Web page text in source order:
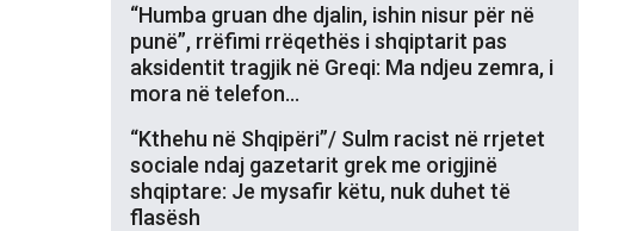
“Humba gruan dhe djalin, ishin nisur për në
punë”, rrëfimi rrëqethës i shqiptarit pas
aksidentit tragjik në Greqi: Ma ndjeu zemra, i
mora në telefon…
“Kthehu në Shqipëri”/ Sulm racist në rrjetet
sociale ndaj gazetarit grek me origjinë
shqiptare: Je mysafir këtu, nuk duhet të
flasësh